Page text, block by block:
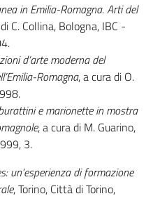
in Emilia-Romagna. Arti del
C. Collina, Bologna, IBC -
d’arte moderna del
Romagna, a cura di O.
e marionette in mostra
, a cura di M. Guarino,
3.
un’esperienza di formazione
, Torino, Città di Torino,